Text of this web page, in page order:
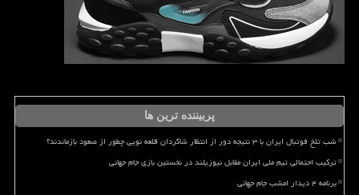
پربیننده ترین ها
شب تلخ فوتبال ایران با ۳ نتیجه دور از انتظار شاگردان قلعه نویی چطور از صعود بازماندند؟
ترکیب احتمالی تیم ملی ایران مقابل نیوزیلند در نخستین بازی جام جهانی
برنامه ۴ دیدار امشب جام جهانی